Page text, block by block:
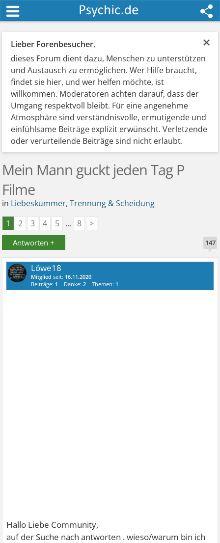
×
Lieber Forenbesucher,
dieses Forum dient dazu, Menschen zu unterstützen
und Austausch zu ermöglichen. Wer Hilfe braucht,
findet sie hier, und wer helfen möchte, ist
willkommen. Moderatoren achten darauf, dass der
Umgang respektvoll bleibt. Für eine angenehme
Atmosphäre sind verständnisvolle, ermutigende und
einfühlsame Beiträge explizit erwünscht. Verletzende
oder verurteilende Beiträge sind nicht erlaubt.
Mein Mann guckt jeden Tag P
Filme
in Liebeskummer, Trennung & Scheidung
1
2 3 4 5 ... 8 >
Antworten + 147
Löwe18
Mitglied seit: 16.11.2020
Beiträge: 1 Danke:2 Themen: 1
Hallo Liebe Community,
auf der Suche nach antworten . wieso/warum bin ich